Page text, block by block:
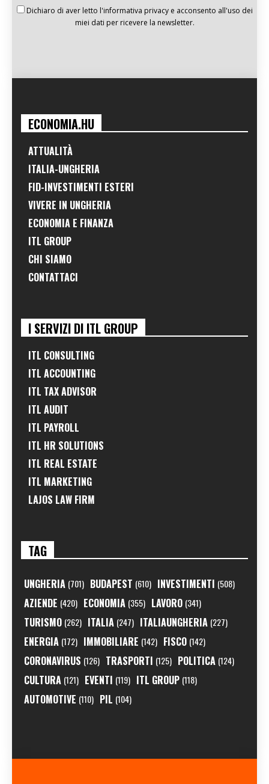
Dichiaro di aver letto l'informativa privacy e acconsento all'uso dei
miei dati per ricevere la newsletter.
ECONOMIA.HU
ATTUALITÀ
ITALIA-UNGHERIA
FID-INVESTIMENTI ESTERI
VIVERE IN UNGHERIA
ECONOMIA E FINANZA
ITL GROUP
CHI SIAMO
CONTATTACI
I SERVIZI DI ITL GROUP
ITL CONSULTING
ITL ACCOUNTING
ITL TAX ADVISOR
ITL AUDIT
ITL PAYROLL
ITL HR SOLUTIONS
ITL REAL ESTATE
ITL MARKETING
LAJOS LAW FIRM
TAG
UNGHERIA (701) BUDAPEST (610) INVESTIMENTI (508)
AZIENDE (420) ECONOMIA (355) LAVORO (341)
TURISMO (262) ITALIA (247) ITALIAUNGHERIA (227)
ENERGIA (172) IMMOBILIARE (142) FISCO (142)
CORONAVIRUS (126) TRASPORTI (125) POLITICA (124)
CULTURA (121) EVENTI (119) ITL GROUP (118)
AUTOMOTIVE (110) PIL (104)